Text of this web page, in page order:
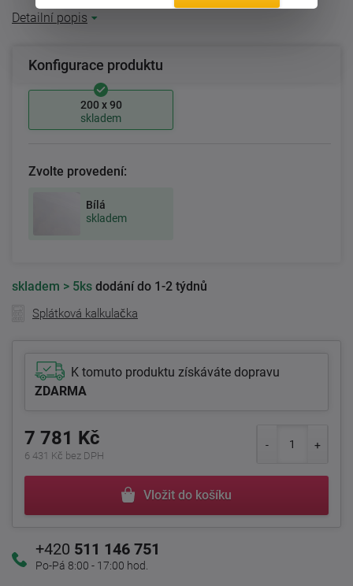
Detailní popis
Konfigurace produktu
200 x 90
skladem
Zvolte provedení:
Bílá
skladem
skladem > 5ks dodání do 1-2 týdnů
Splátková kalkulačka
K tomuto produktu získáváte dopravu
ZDARMA
7 781 Kč
6 431 Kč bez DPH
Vložit do košíku
+420 511 146 751
Po-Pá 8:00 - 17:00 hod.